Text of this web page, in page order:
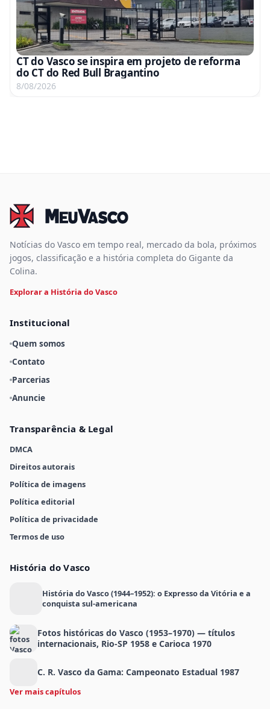
CT do Vasco se inspira em projeto de reforma
do CT do Red Bull Bragantino
8/08/2026
Notícias do Vasco em tempo real, mercado da bola, próximos
jogos, classificação e a história completa do Gigante da
Colina.
Explorar a História do Vasco
Institucional
Quem somos
Contato
Parcerias
Anuncie
Transparência & Legal
DMCA
Direitos autorais
Política de imagens
Política editorial
Política de privacidade
Termos de uso
História do Vasco
História do Vasco (1944–1952): o Expresso da Vitória e a
conquista sul-americana
Fotos históricas do Vasco (1953–1970) — títulos
internacionais, Rio-SP 1958 e Carioca 1970
C. R. Vasco da Gama: Campeonato Estadual 1987
Ver mais capítulos